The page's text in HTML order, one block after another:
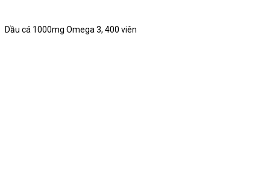
Dầu cá 1000mg Omega 3, 400 viên